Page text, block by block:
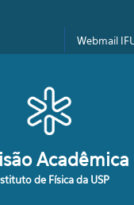
de busca
Webmail
Acadêmica
de Física da USP